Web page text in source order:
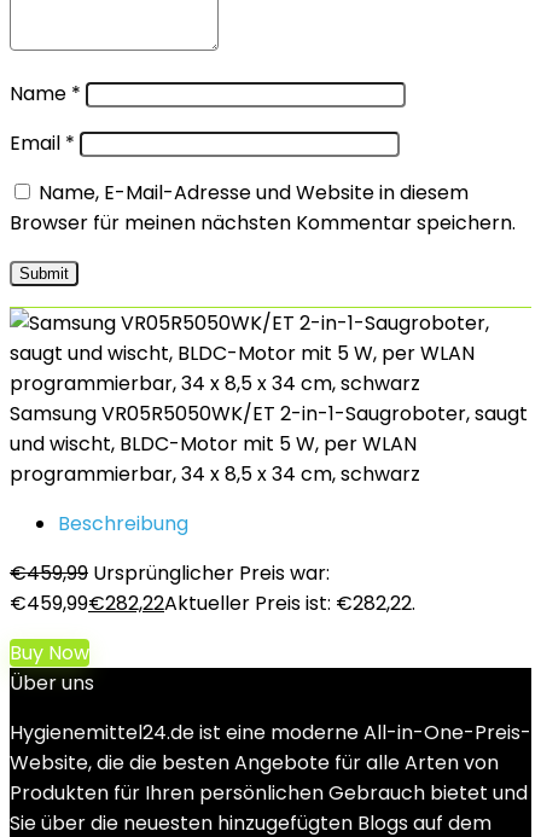
Name *
Email *
Name, E-Mail-Adresse und Website in diesem
Browser für meinen nächsten Kommentar speichern.
Samsung VR05R5050WK/ET 2-in-1-Saugroboter, saugt
und wischt, BLDC-Motor mit 5 W, per WLAN
programmierbar, 34 x 8,5 x 34 cm, schwarz
Beschreibung
€459,99 Ursprünglicher Preis war:
€459,99€282,22Aktueller Preis ist: €282,22.
Buy Now
Über uns
Hygienemittel24.de ist eine moderne All-in-One-Preis-
Website, die die besten Angebote für alle Arten von
Produkten für Ihren persönlichen Gebrauch bietet und
Sie über die neuesten hinzugefügten Blogs auf dem